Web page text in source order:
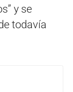
y se
todavía